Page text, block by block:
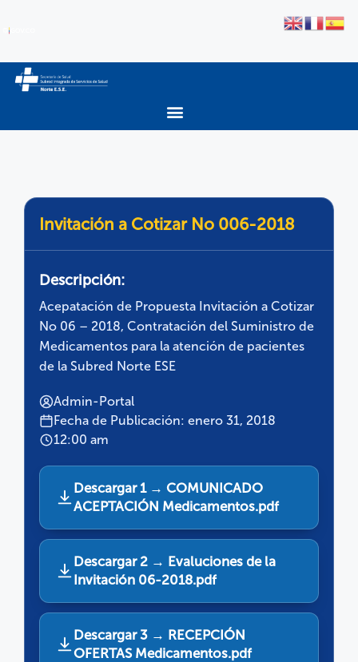
Invitación a Cotizar No 006-2018
Descripción:
Acepatación de Propuesta Invitación a Cotizar
No 06 – 2018, Contratación del Suministro de
Medicamentos para la atención de pacientes
de la Subred Norte ESE
Admin-Portal
Fecha de Publicación: enero 31, 2018
12:00 am
Descargar 1 → COMUNICADO
ACEPTACIÓN Medicamentos.pdf
Descargar 2 → Evaluciones de la
Invitación 06-2018.pdf
Descargar 3 → RECEPCIÓN
OFERTAS Medicamentos.pdf